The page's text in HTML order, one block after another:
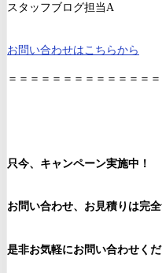
スタッフブログ担当A
お問い合わせはこちらから
＝＝＝＝＝＝＝＝＝＝＝＝＝
只今、キャンペーン実施中！
お問い合わせ、お見積りは完全
是非お気軽にお問い合わせく